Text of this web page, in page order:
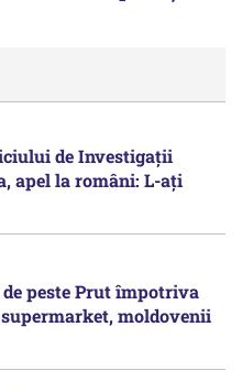
de Investigații
apel la români: L-ați
peste Prut împotriva
moldovenii